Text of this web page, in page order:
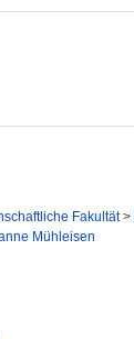
Fakultät>
Mühleisen